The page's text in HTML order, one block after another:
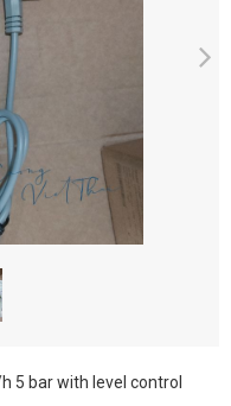
5 bar with level control